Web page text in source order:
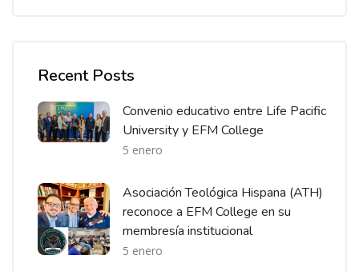
Recent Posts
Convenio educativo entre Life Pacific
University y EFM College
5 enero
Asociación Teológica Hispana (ATH)
reconoce a EFM College en su
membresía institucional
5 enero